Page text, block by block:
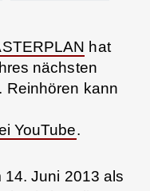
hat
nächsten
Reinhören kann
YouTube.
14. Juni 2013 als